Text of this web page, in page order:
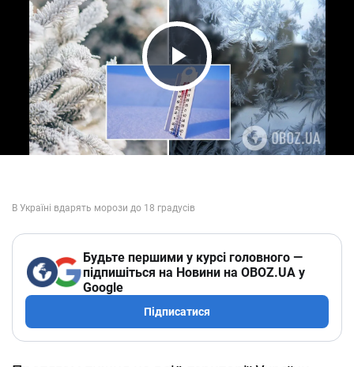
Play Video
Будьте першими у курсі головного —
підпишіться на Новини на OBOZ.UA у
Google
Підписатися